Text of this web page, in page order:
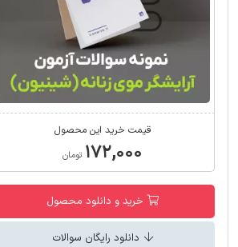
قیمت خرید این محصول
۱۷۲,۰۰۰ تومان
خرید و دانلود محصول
دانلود رایگان سوالات